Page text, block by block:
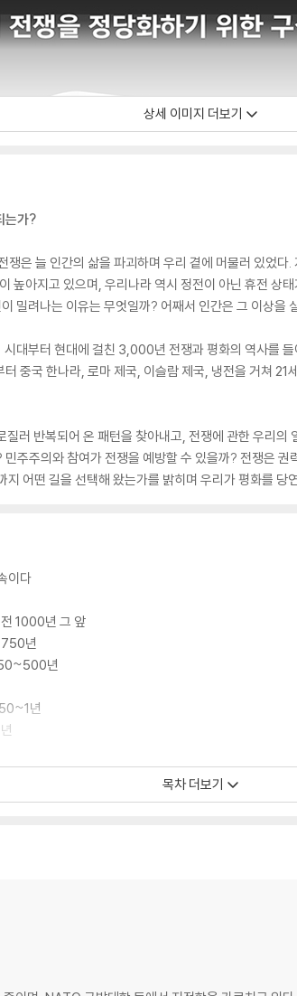
상세 이미지 더보기
는가?
은 늘 인간의 삶을 파괴하며 우리 곁에 머물러 있었
높아지고 있으며, 우리나라 역시 정전이 아닌 휴전 상
밀려나는 이유는 무엇일까? 어째서 인간은 그 이상을
시대부터 현대에 걸친 3,000년 전쟁과 평화의 역사를
중국 한나라, 로마 제국, 이슬람 제국, 냉전을 거쳐
러 반복되어 온 패턴을 찾아내고, 전쟁에 관한 우리
주주의와 참여가 전쟁을 예방할 수 있을까? 전쟁은
지 어떤 길을 선택해 왔는가를 밝히며 우리가 평화를
이다
1000년 그 앞
년
년
년
년
목차 더보기